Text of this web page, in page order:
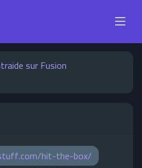
sur Fusion
hit-the-box/